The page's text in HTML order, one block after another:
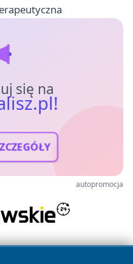
się na
autopromocja